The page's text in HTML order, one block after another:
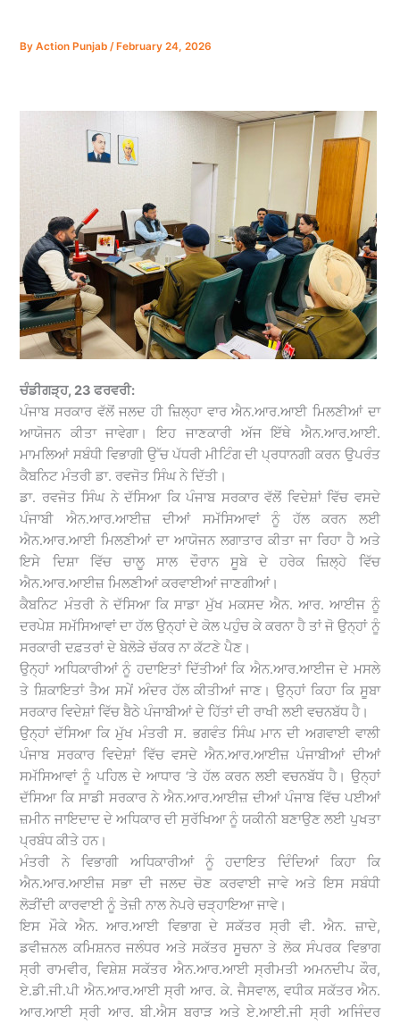
ByAction Punjab/ February 24, 2026
ਚੰਡੀਗੜ੍ਹ, 23 ਫਰਵਰੀ:
ਪੰਜਾਬ ਸਰਕਾਰ ਵੱਲੋਂ ਜਲਦ ਹੀ ਜ਼ਿਲ੍ਹਾ ਵਾਰ ਐਨ.ਆਰ.ਆਈ ਮਿਲਣੀਆਂ ਦਾ
ਆਯੋਜਨ ਕੀਤਾ ਜਾਵੇਗਾ। ਇਹ ਜਾਣਕਾਰੀ ਅੱਜ ਇੱਥੇ ਐਨ.ਆਰ.ਆਈ.
ਮਾਮਲਿਆਂ ਸਬੰਧੀ ਵਿਭਾਗੀ ਉੱਚ ਪੱਧਰੀ ਮੀਟਿੰਗ ਦੀ ਪ੍ਰਧਾਨਗੀ ਕਰਨ ਉਪਰੰਤ
ਕੈਬਨਿਟ ਮੰਤਰੀ ਡਾ. ਰਵਜੋਤ ਸਿੰਘ ਨੇ ਦਿੱਤੀ।
ਡਾ. ਰਵਜੋਤ ਸਿੰਘ ਨੇ ਦੱਸਿਆ ਕਿ ਪੰਜਾਬ ਸਰਕਾਰ ਵੱਲੋਂ ਵਿਦੇਸ਼ਾਂ ਵਿੱਚ ਵਸਦੇ
ਪੰਜਾਬੀ ਐਨ.ਆਰ.ਆਈਜ਼ ਦੀਆਂ ਸਮੱਸਿਆਵਾਂ ਨੂੰ ਹੱਲ ਕਰਨ ਲਈ
ਐਨ.ਆਰ.ਆਈ ਮਿਲਣੀਆਂ ਦਾ ਆਯੋਜਨ ਲਗਾਤਾਰ ਕੀਤਾ ਜਾ ਰਿਹਾ ਹੈ ਅਤੇ
ਇਸੇ ਦਿਸ਼ਾ ਵਿੱਚ ਚਾਲੂ ਸਾਲ ਦੌਰਾਨ ਸੂਬੇ ਦੇ ਹਰੇਕ ਜ਼ਿਲ੍ਹੇ ਵਿੱਚ
ਐਨ.ਆਰ.ਆਈਜ਼ ਮਿਲਣੀਆਂ ਕਰਵਾਈਆਂ ਜਾਣਗੀਆਂ।
ਕੈਬਨਿਟ ਮੰਤਰੀ ਨੇ ਦੱਸਿਆ ਕਿ ਸਾਡਾ ਮੁੱਖ ਮਕਸਦ ਐਨ. ਆਰ. ਆਈਜ ਨੂੰ
ਦਰਪੇਸ਼ ਸਮੱਸਿਆਵਾਂ ਦਾ ਹੱਲ ਉਨ੍ਹਾਂ ਦੇ ਕੋਲ ਪਹੁੰਚ ਕੇ ਕਰਨਾ ਹੈ ਤਾਂ ਜੋ ਉਨ੍ਹਾਂ ਨੂੰ
ਸਰਕਾਰੀ ਦਫ਼ਤਰਾਂ ਦੇ ਬੇਲੋੜੇ ਚੱਕਰ ਨਾ ਕੱਟਣੇ ਪੈਣ।
ਉਨ੍ਹਾਂ ਅਧਿਕਾਰੀਆਂ ਨੂੰ ਹਦਾਇਤਾਂ ਦਿੱਤੀਆਂ ਕਿ ਐਨ.ਆਰ.ਆਈਜ ਦੇ ਮਸਲੇ
ਤੇ ਸ਼ਿਕਾਇਤਾਂ ਤੈਅ ਸਮੇਂ ਅੰਦਰ ਹੱਲ ਕੀਤੀਆਂ ਜਾਣ। ਉਨ੍ਹਾਂ ਕਿਹਾ ਕਿ ਸੂਬਾ
ਸਰਕਾਰ ਵਿਦੇਸ਼ਾਂ ਵਿੱਚ ਬੈਠੇ ਪੰਜਾਬੀਆਂ ਦੇ ਹਿੱਤਾਂ ਦੀ ਰਾਖੀ ਲਈ ਵਚਨਬੱਧ ਹੈ।
ਉਨ੍ਹਾਂ ਦੱਸਿਆ ਕਿ ਮੁੱਖ ਮੰਤਰੀ ਸ. ਭਗਵੰਤ ਸਿੰਘ ਮਾਨ ਦੀ ਅਗਵਾਈ ਵਾਲੀ
ਪੰਜਾਬ ਸਰਕਾਰ ਵਿਦੇਸ਼ਾਂ ਵਿੱਚ ਵਸਦੇ ਐਨ.ਆਰ.ਆਈਜ਼ ਪੰਜਾਬੀਆਂ ਦੀਆਂ
ਸਮੱਸਿਆਵਾਂ ਨੂੰ ਪਹਿਲ ਦੇ ਆਧਾਰ ‘ਤੇ ਹੱਲ ਕਰਨ ਲਈ ਵਚਨਬੱਧ ਹੈ। ਉਨ੍ਹਾਂ
ਦੱਸਿਆ ਕਿ ਸਾਡੀ ਸਰਕਾਰ ਨੇ ਐਨ.ਆਰ.ਆਈਜ਼ ਦੀਆਂ ਪੰਜਾਬ ਵਿੱਚ ਪਈਆਂ
ਜ਼ਮੀਨ ਜਾਇਦਾਦ ਦੇ ਅਧਿਕਾਰ ਦੀ ਸੁਰੱਖਿਆ ਨੂੰ ਯਕੀਨੀ ਬਣਾਉਣ ਲਈ ਪੁਖਤਾ
ਪ੍ਰਬੰਧ ਕੀਤੇ ਹਨ।
ਮੰਤਰੀ ਨੇ ਵਿਭਾਗੀ ਅਧਿਕਾਰੀਆਂ ਨੂੰ ਹਦਾਇਤ ਦਿੰਦਿਆਂ ਕਿਹਾ ਕਿ
ਐਨ.ਆਰ.ਆਈਜ਼ ਸਭਾ ਦੀ ਜਲਦ ਚੋਣ ਕਰਵਾਈ ਜਾਵੇ ਅਤੇ ਇਸ ਸਬੰਧੀ
ਲੋੜੀਂਦੀ ਕਾਰਵਾਈ ਨੂੰ ਤੇਜ਼ੀ ਨਾਲ ਨੇਪਰੇ ਚੜ੍ਹਾਇਆ ਜਾਵੇ।
ਇਸ ਮੌਕੇ ਐਨ. ਆਰ.ਆਈ ਵਿਭਾਗ ਦੇ ਸਕੱਤਰ ਸ੍ਰੀ ਵੀ. ਐਨ. ਜ਼ਾਦੇ,
ਡਵੀਜ਼ਨਲ ਕਮਿਸ਼ਨਰ ਜਲੰਧਰ ਅਤੇ ਸਕੱਤਰ ਸੂਚਨਾ ਤੇ ਲੋਕ ਸੰਪਰਕ ਵਿਭਾਗ
ਸ੍ਰੀ ਰਾਮਵੀਰ, ਵਿਸ਼ੇਸ਼ ਸਕੱਤਰ ਐਨ.ਆਰ.ਆਈ ਸ੍ਰੀਮਤੀ ਅਮਨਦੀਪ ਕੌਰ,
ਏ.ਡੀ.ਜੀ.ਪੀ ਐਨ.ਆਰ.ਆਈ ਸ੍ਰੀ ਆਰ. ਕੇ. ਜੈਸਵਾਲ, ਵਧੀਕ ਸਕੱਤਰ ਐਨ.
ਆਰ.ਆਈ ਸ੍ਰੀ ਆਰ. ਬੀ.ਐਸ ਬਰਾੜ ਅਤੇ ਏ.ਆਈ.ਜੀ ਸ੍ਰੀ ਅਜਿੰਦਰ